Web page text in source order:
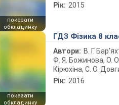
показати
обкладинку
Рік: 2015
показати
обкладинку
ГДЗ Фізика 8
Автори: В. Г.
Ф. Я. Божинова, О. О.
Кірюхіна, С. О.
Рік: 2016